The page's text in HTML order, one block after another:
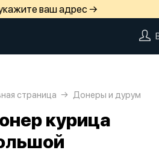
ваш адрес →
страница Донеры и дурум
курица